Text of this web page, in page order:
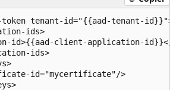
token tenant-id="{{aad-tenant-
ids>
id>{{aad-client-application-
ids>
id="mycertificate"/>